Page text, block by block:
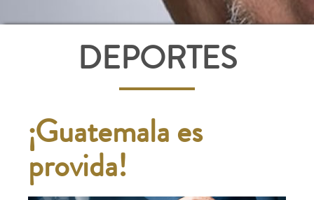
DEPORTES
¡Guatemala es
provida!